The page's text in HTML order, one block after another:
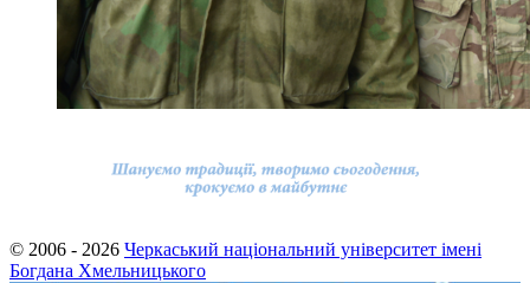
© 2006 - 2026 Черкаський національний університет імені
Богдана Хмельницького